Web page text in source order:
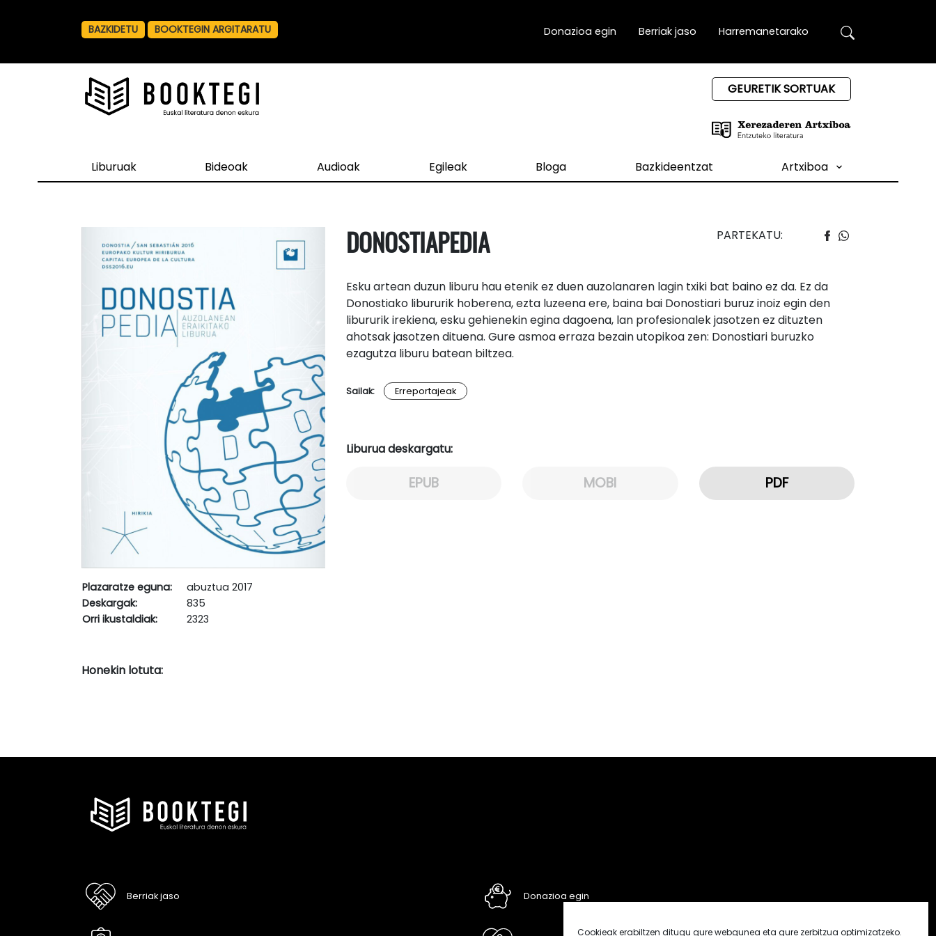
Cookieak erabiltzen ditugu gure webgunea eta gure zerbitzua optimizatzeko.
BAZKIDETU BOOKTEGIN ARGITARATU Donazioa egin Berriak jaso Harremanetarako
GEURETIK SORTUAK
Liburuak Bideoak Audioak Egileak Bloga Bazkideentzat Artxiboa
Plazaratze eguna:
abuztua 2017
Deskargak:
835
Orri ikustaldiak:
2323
PARTEKATU:
DONOSTIAPEDIA
Esku artean duzun liburu hau etenik ez duen auzolanaren lagin txiki bat baino ez da. Ez da
Donostiako libururik hoberena, ezta luzeena ere, baina bai Donostiari buruz inoiz egin den
libururik irekiena, esku gehienekin egina dagoena, lan profesionalek jasotzen ez dituzten
ahotsak jasotzen dituena. Gure asmoa erraza bezain utopikoa zen: Donostiari buruzko
ezagutza liburu batean biltzea.
Sailak: Erreportajeak
Liburua deskargatu:
EPUB MOBI PDF
Honekin lotuta:
Berriak jaso Donazioa egin